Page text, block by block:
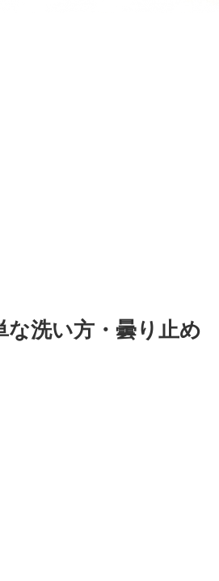
な洗い方・曇り止め